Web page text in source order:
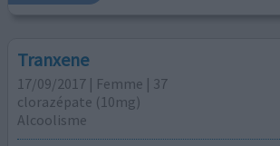
Tranxene
17/09/2017 | Femme | 37
clorazépate (10mg)
Alcoolisme